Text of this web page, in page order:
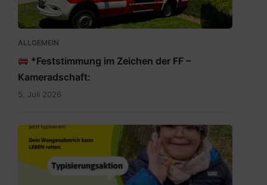
ALLGEMEIN
*Feststimmung im Zeichen der FF –
Kameradschaft:
5. Juli 2026
Rette
auch
du